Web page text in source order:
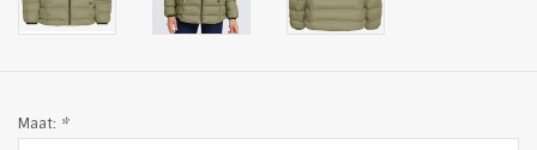
Maat: *